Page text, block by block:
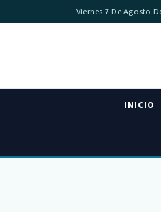
Viernes 7 De Agosto
INICIO